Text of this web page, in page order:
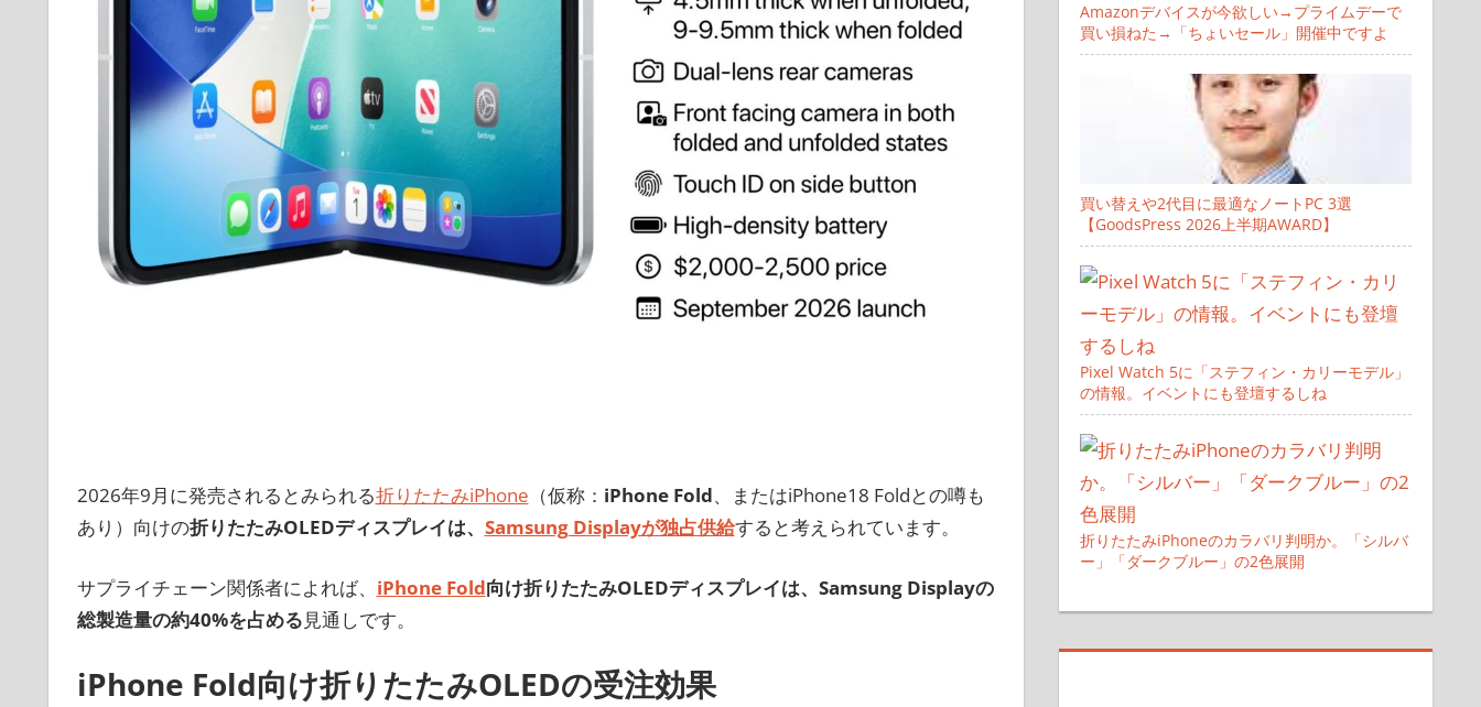
2026年9月に発売されるとみられる折りたたみiPhone （仮称： iPhone Fold、またはiPhone18 Foldとの噂も
あり）向けの折りたたみOLEDディスプレイは、 Samsung Displayが独占供給すると考えられています。
サプライチェーン関係者によれば、 iPhone Fold向け折りたたみOLEDディスプレイは、Samsung Displayの
総製造量の約40%を占める見通しです。
iPhone Fold向け折りたたみOLEDの受注効果
Amazonデバイスが今欲しい→プライムデーで
買い損ねた→「ちょいセール」開催中ですよ
買い替えや2代目に最適なノートPC 3選
【GoodsPress 2026上半期AWARD】
Pixel Watch 5に「ステフィン・カリーモデル」
の情報。イベントにも登壇するしね
折りたたみiPhoneのカラバリ判明か。「シルバ
ー」「ダークブルー」の2色展開